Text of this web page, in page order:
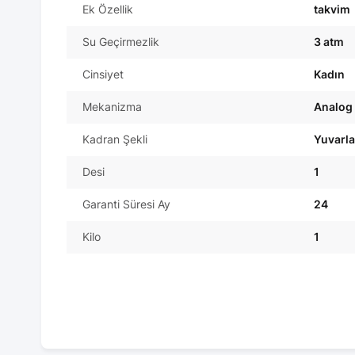
Ek Özellik takvim
Su Geçirmezlik 3 atm
Cinsiyet Kadın
Mekanizma Analog
Kadran Şekli
Desi 1
Garanti Süresi Ay 24
Kilo 1